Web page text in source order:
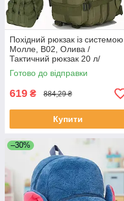
Похідний рюкзак із системою
Молле, B02, Олива /
Тактичний рюкзак 20 л/
Туристичний рюкзак
Готово до відправки
619 ₴ 884,29 ₴
Купити
–30%